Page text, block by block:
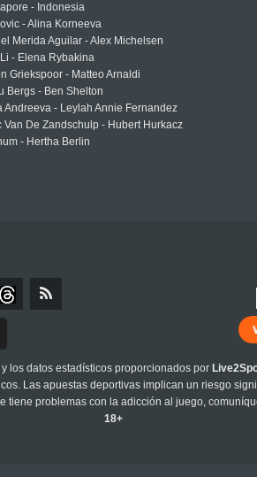
- Indonesia
- Alina Korneeva
Merida Aguilar - Alex Michelsen
- Elena Rybakina
Griekspoor - Matteo Arnaldi
Bergs - Ben Shelton
Andreeva - Leylah Annie Fernandez
Van De Zandschulp - Hubert Hurkacz
- Hertha Berlin
los datos estadísticos proporcionados por
Las apuestas deportivas implican un riesgo
tiene problemas con la adicción al juego,
18+